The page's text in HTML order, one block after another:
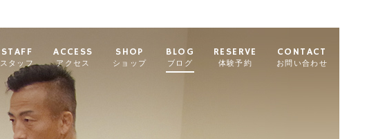
STAFF
スタッフ
ACCESS
アクセス
SHOP
ショップ
BLOG
ブログ
RESERVE
体験予約
CONTACT
お問い合わせ